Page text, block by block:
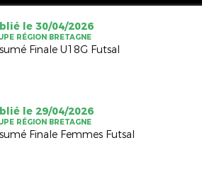
le 30/04/2026
RÉGION BRETAGNE
Finale U18G Futsal
le 29/04/2026
RÉGION BRETAGNE
Finale Femmes Futsal